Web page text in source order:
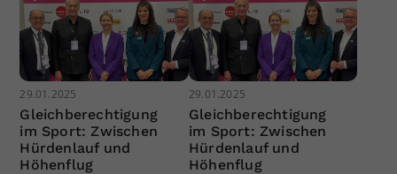
29.01.2025
Gleichberechtigung
im Sport: Zwischen
Hürdenlauf und
Höhenflug
29.01.2025
Gleichberechtigung
im Sport: Zwischen
Hürdenlauf und
Höhenflug